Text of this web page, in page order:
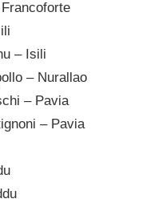
– Isili
– Nurallao
– Pavia
– Pavia